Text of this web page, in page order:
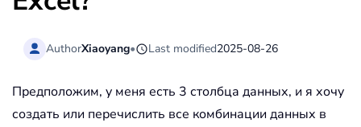
AuthorXiaoyang• Last modified2025-08-26
Предположим, у меня есть 3 столбца данных, и я хочу
создать или перечислить все комбинации данных в